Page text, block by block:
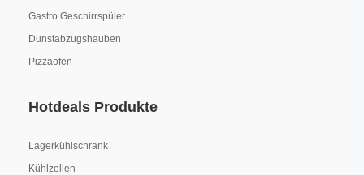
Gastro Geschirrspüler
Dunstabzugshauben
Pizzaofen
Hotdeals Produkte
Lagerkühlschrank
Kühlzellen